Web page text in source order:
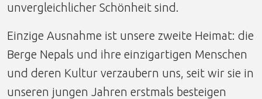
unvergleichlicher Schönheit sind.
Einzige Ausnahme ist unsere zweite Heimat: die
Berge Nepals und ihre einzigartigen Menschen
und deren Kultur verzaubern uns, seit wir sie in
unseren jungen Jahren erstmals besteigen